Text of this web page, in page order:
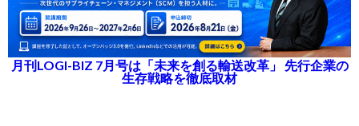
月刊LOGI-BIZ 7月号は「未来を創る輸送改革」 先行企業の
生存戦略を徹底取材